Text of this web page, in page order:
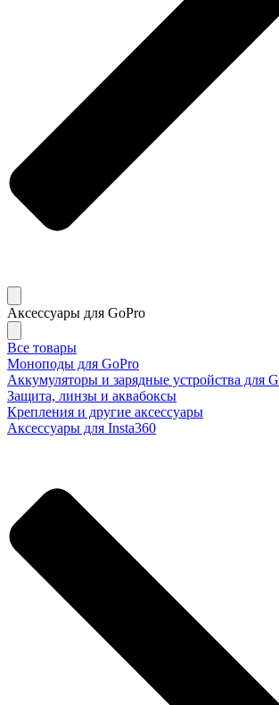
Аксессуары для GoPro
Все товары
Моноподы для GoPro
Аккумуляторы и зарядные устройства для
Защита, линзы и аквабоксы
Крепления и другие аксессуары
Аксессуары для Insta360